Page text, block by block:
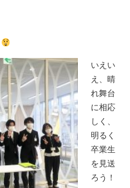
いえい
え、晴
れ舞台
に相応
しく、
明るく
卒業生
を見送
ろう！